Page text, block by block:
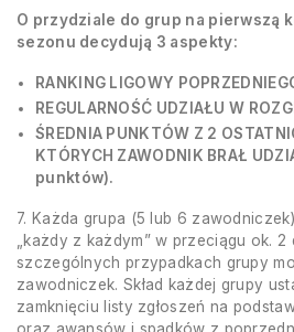
O przydziale do grup na pierwszą
sezonu decydują 3 aspekty:
RANKING LIGOWY
REGULARNOŚĆ UDZIAŁU W
ŚREDNIA PUNKTÓW Z 2
KTÓRYCH ZAWODNIK BRAŁ
punktów).
7. Każda grupa (5 lub 6
„każdy z każdym” w przeciągu ok.
szczególnych przypadkach grupy
zawodniczek. Skład każdej grupy
zamknięciu listy zgłoszeń na
oraz awansów i spadków z